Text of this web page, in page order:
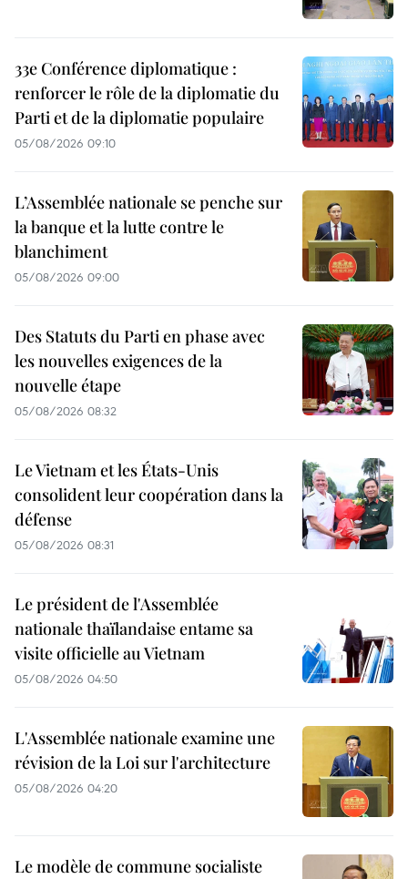
33e Conférence diplomatique :
renforcer le rôle de la diplomatie du
Parti et de la diplomatie populaire
05/08/2026 09:10
L’Assemblée nationale se penche sur
la banque et la lutte contre le
blanchiment
05/08/2026 09:00
Des Statuts du Parti en phase avec
les nouvelles exigences de la
nouvelle étape
05/08/2026 08:32
Le Vietnam et les États-Unis
consolident leur coopération dans la
défense
05/08/2026 08:31
Le président de l'Assemblée
nationale thaïlandaise entame sa
visite officielle au Vietnam
05/08/2026 04:50
L'Assemblée nationale examine une
révision de la Loi sur l'architecture
05/08/2026 04:20
Le modèle de commune socialiste